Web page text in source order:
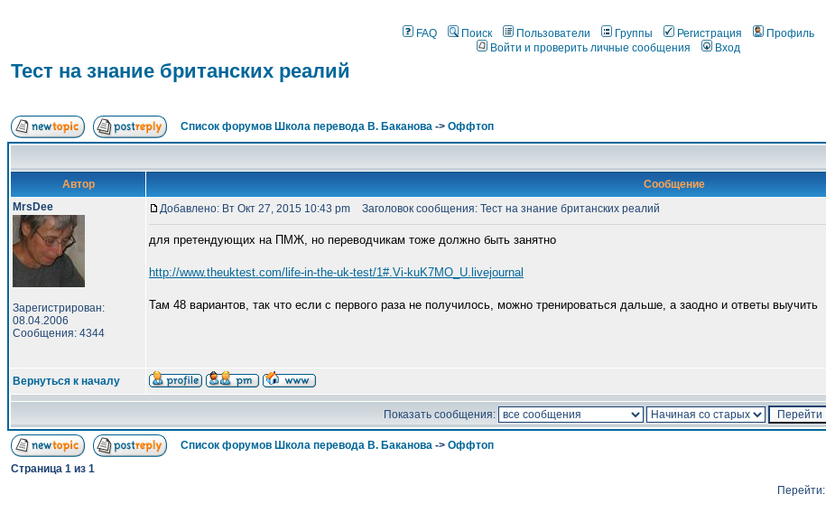
FAQ Поиск Пользователи Группы Регистрация
Профиль
Войти и проверить личные сообщения
Вход
Тест на знание британских реалий
Список форумов Школа перевода В. Баканова -> Оффтоп
Автор
Сообщение
MrsDee
Зарегистрирован:
08.04.2006
Сообщения: 4344
Добавлено: Вт Окт 27, 2015 10:43 pm Заголовок сообщения: Тест на знание британских реалий
для претендующих на ПМЖ, но переводчикам тоже должно быть занятно
http://www.theuktest.com/life-in-the-uk-test/1#.Vi-kuK7MO_U.livejournal
Там 48 вариантов, так что если с первого раза не получилось, можно тренироваться дальше, а заодно и ответы выучить
Вернуться к началу
Показать сообщения:
Список форумов Школа перевода В. Баканова -> Оффтоп
Страница 1 из 1
Перейти: